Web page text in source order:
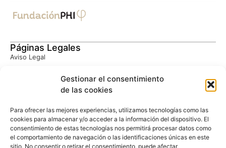
Gestionar el consentimiento
de las cookies
Para ofrecer las mejores experiencias, utilizamos tecnologías como las
cookies para almacenar y/o acceder a la información del dispositivo. El
consentimiento de estas tecnologías nos permitirá procesar datos como
el comportamiento de navegación o las identificaciones únicas en este
sitio. No consentir o retirar el consentimiento, puede afectar
Páginas Legales
Aviso Legal
Consentimiento Informado
Política de Cookies
Términos Google
Contacto